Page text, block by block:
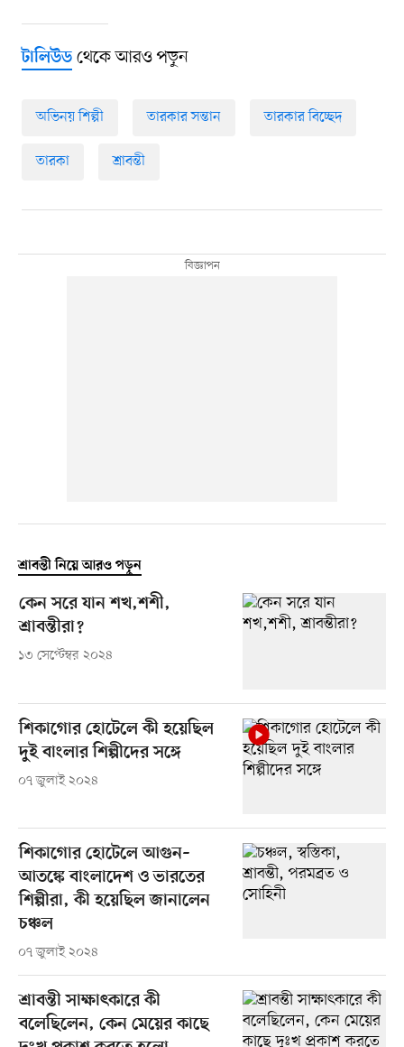
টালিউডথেকে আরও পড়ুন
অভিনয় শিল্পী তারকার সন্তান তারকার বিচ্ছেদ
তারকা শ্রাবন্তী
শ্রাবন্তী নিয়ে আরও পড়ুন
কেন সরে যান শখ,শশী,
শ্রাবন্তীরা?
১৩ সেপ্টেম্বর ২০২৪
শিকাগোর হোটেলে কী হয়েছিল
দুই বাংলার শিল্পীদের সঙ্গে
০৭ জুলাই ২০২৪
শিকাগোর হোটেলে আগুন–
আতঙ্কে বাংলাদেশ ও ভারতের
শিল্পীরা, কী হয়েছিল জানালেন
চঞ্চল
০৭ জুলাই ২০২৪
শ্রাবন্তী সাক্ষাৎকারে কী
বলেছিলেন, কেন মেয়ের কাছে